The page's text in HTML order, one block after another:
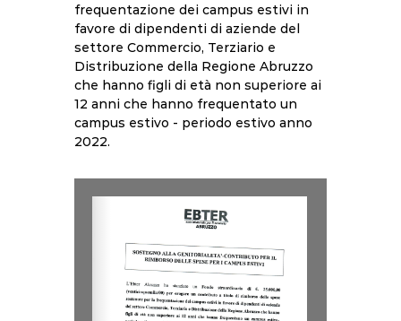
frequentazione dei campus estivi in
favore di dipendenti di aziende del
settore Commercio, Terziario e
Distribuzione della Regione Abruzzo
che hanno figli di età non superiore ai
12 anni che hanno frequentato un
campus estivo - periodo estivo anno
2022.